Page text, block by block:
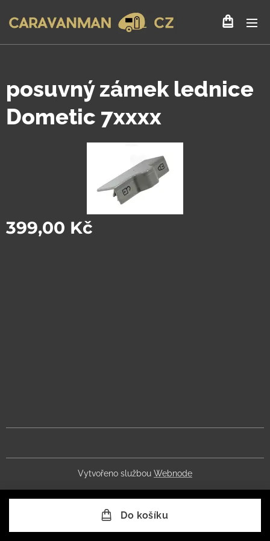
posuvný zámek lednice
Dometic 7xxxx
399,00 Kč
Do košíku
Vytvořeno službou Webnode